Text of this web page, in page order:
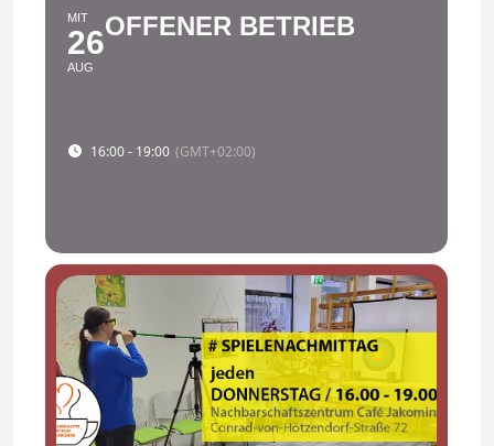
MIT
26
AUG
OFFENER BETRIEB
16:00 - 19:00 (GMT+02:00)